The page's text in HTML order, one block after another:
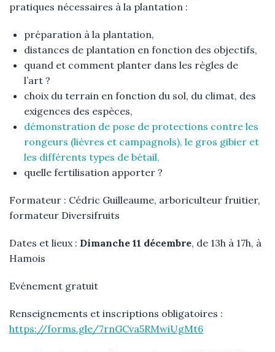
pratiques nécessaires à la plantation :
préparation à la plantation,
distances de plantation en fonction des objectifs,
quand et comment planter dans les règles de
l’art ?
choix du terrain en fonction du sol, du climat, des
exigences des espèces,
démonstration de pose de protections contre les
rongeurs (lièvres et campagnols), le gros gibier et
les différents types de bétail,
quelle fertilisation apporter ?
Formateur : Cédric Guilleaume, arboriculteur fruitier,
formateur Diversifruits
Dates et lieux : Dimanche 11 décembre, de 13h à 17h, à
Hamois
Evénement gratuit
Renseignements et inscriptions obligatoires :
https://forms.gle/7rnGCva5RMwiUgMt6